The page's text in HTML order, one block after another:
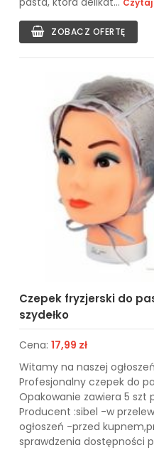
ZOBACZ OFERTĘ
Czepek fryzjerski do
szydełko
Cena: 17,99 zł
Witamy na naszej
Profesjonalny czepek do
Opakowanie zawiera 5 szt
Producent :sibel -w
ogłoszeń -przed
sprawdzenia dostępności